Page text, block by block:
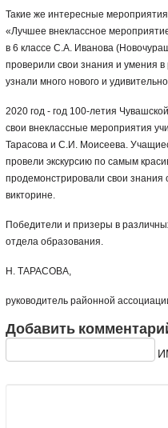
Такие же интересные
«Лучшее внеклассное
в 6 классе С.А. Иванова
проверили свои знания и умения в
узнали много нового и
2020 год - год 100-летия
свои внеклассные мероприятия
Тарасова и С.И. Моисеева.
провели экскурсию по самым
продемонстрировали свои знания
викторине.
Победители и призеры в
отдела образования.
Н. ТАРАСОВА,
руководитель районной
Добавить